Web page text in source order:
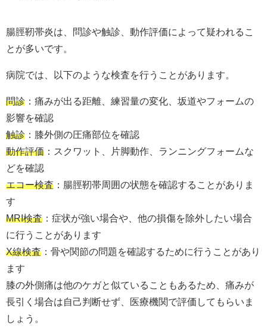
腸脛靭帯炎は、問診や触診、動作評価によって疑われるこ
とが多いです。
病院では、以下のような検査を行うことがあります。
問診 ：痛みが出る距離、練習量の変化、坂道やフォームの
影響を確認
触診 ：膝外側の圧痛部位を確認
動作評価 ：スクワット、片脚動作、ランニングフォームな
どを確認
エコー検査 ：腸脛靭帯周囲の状態を確認することがありま
す
MRI検査 ：症状が強い場合や、他の損傷を除外したい場合
に行うことがあります
X線検査 ：骨や関節の問題を確認するために行うことがあり
ます
膝の外側痛は他のケガと似ていることもあるため、痛みが
長引く場合は自己判断せず、医療機関で評価してもらいま
しょう。